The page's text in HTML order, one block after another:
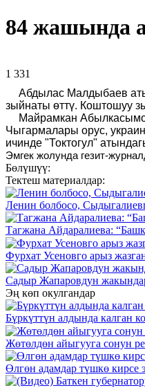
84 жашында
1 331 ᠌ ᠌ ᠌ ᠌᠌ ᠌ ᠌᠌
Абдылас Малдыбаев
зыйнаты өттү. Коштошуу
Майрамкан
Чыгармалары орус,
ичинде "Токтогул"
Эмгек жолунда гезит-
Бөлүшүү:
Тектеш материалдар:
Ленин болбосо,
Тагжана Айдаралиева:
Фурхат Усеновго арыз
Садыр Жапаровдун
Эң көп окулгандар
Бүркүттүн алдында калган
Жөтөлдөн айыгууга сонун
Өлгөн адамдар түшкө кирсе